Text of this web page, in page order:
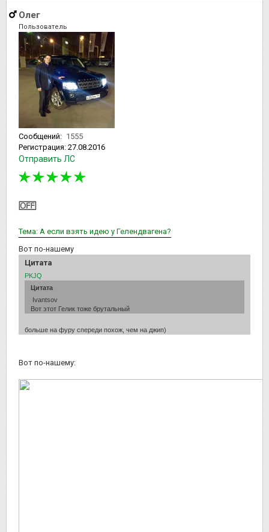
Олег
Пользователь
Сообщений: 1555
Регистрация: 27.08.2016
Отправить ЛС
Тема: А если взять идею у Гелендвагена?
Вот по-нашему
Цитата
PKJQ
Цитата
Ivantsov
Вот этот Гелик тоже брутальный
больше на фуру спереди похож, чем на джип)
Вот по-нашему: